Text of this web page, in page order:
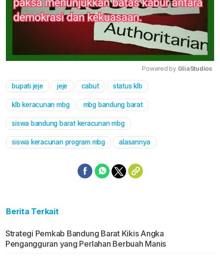
Powered by GliaStudios
bupati jeje jeje cabut status klb
klb keracunan mbg mbg bandung barat
siswa bandung barat keracunan mbg
siswa keracunan program mbg alasannya
Berita Terkait
Strategi Pemkab Bandung Barat Kikis Angka
Pengangguran yang Perlahan Berbuah Manis